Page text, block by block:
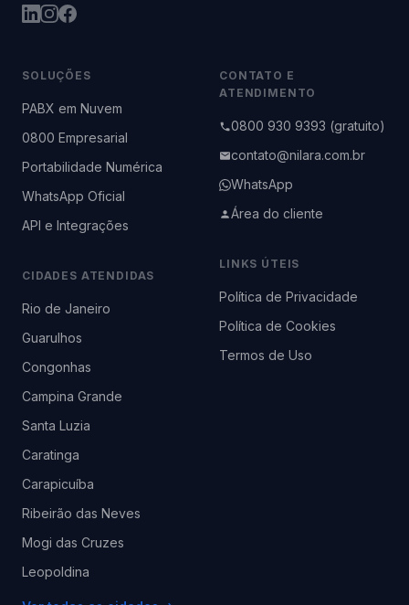
SOLUÇÕES
PABX em Nuvem
0800 Empresarial
Portabilidade Numérica
WhatsApp Oficial
API e Integrações
CIDADES ATENDIDAS
Rio de Janeiro
Guarulhos
Congonhas
Campina Grande
Santa Luzia
Caratinga
Carapicuíba
Ribeirão das Neves
Mogi das Cruzes
Leopoldina
CONTATO E
ATENDIMENTO
0800 930 9393 (gratuito)
contato@nilara.com.br
WhatsApp
Área do cliente
LINKS ÚTEIS
Política de Privacidade
Política de Cookies
Termos de Uso